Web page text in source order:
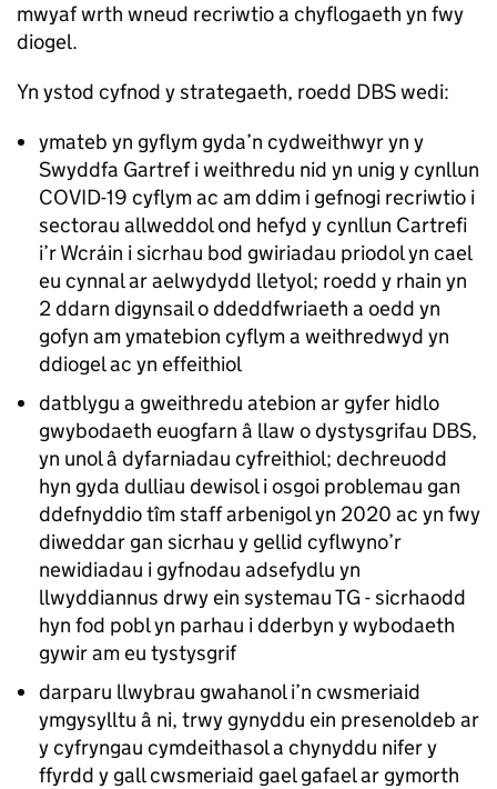
mwyaf wrth wneud recriwtio a chyflogaeth yn fwy
diogel.
Yn ystod cyfnod y strategaeth, roedd DBS wedi:
ymateb yn gyflym gyda’n cydweithwyr yn y
Swyddfa Gartref i weithredu nid yn unig y cynllun
COVID-19 cyflym ac am ddim i gefnogi recriwtio i
sectorau allweddol ond hefyd y cynllun Cartrefi
i’r Wcráin i sicrhau bod gwiriadau priodol yn cael
eu cynnal ar aelwydydd lletyol; roedd y rhain yn
2 ddarn digynsail o ddeddfwriaeth a oedd yn
gofyn am ymatebion cyflym a weithredwyd yn
ddiogel ac yn effeithiol
datblygu a gweithredu atebion ar gyfer hidlo
gwybodaeth euogfarn â llaw o dystysgrifau DBS,
yn unol â dyfarniadau cyfreithiol; dechreuodd
hyn gyda dulliau dewisol i osgoi problemau gan
ddefnyddio tîm staff arbenigol yn 2020 ac yn fwy
diweddar gan sicrhau y gellid cyflwyno’r
newidiadau i gyfnodau adsefydlu yn
llwyddiannus drwy ein systemau TG - sicrhaodd
hyn fod pobl yn parhau i dderbyn y wybodaeth
gywir am eu tystysgrif
darparu llwybrau gwahanol i’n cwsmeriaid
ymgysylltu â ni, trwy gynyddu ein presenoldeb ar
y cyfryngau cymdeithasol a chynyddu nifer y
ffyrdd y gall cwsmeriaid gael gafael ar gymorth